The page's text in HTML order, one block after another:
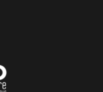
l'Astrolabe